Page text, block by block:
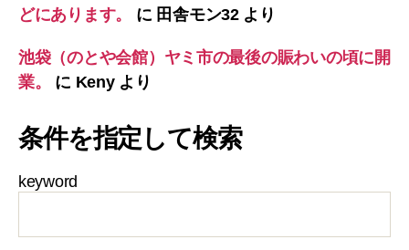
どにあります。
に 田舎モン32より
池袋（のとや会館）ヤミ市の最後の賑わいの頃に開
業。
に Kenyより
条件を指定して検索
keyword